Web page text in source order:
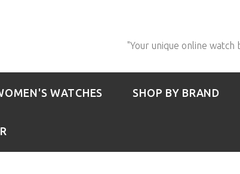
"Your unique online watch
WATCHES SHOP BY BRAND